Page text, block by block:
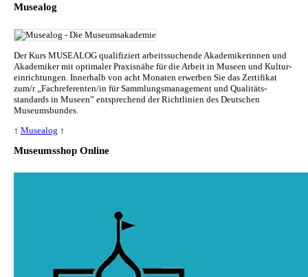
Musealog
Der Kurs MUSEALOG qualifiziert arbeitssuchende Akademikerinnen und
Akademiker mit optimaler Praxisnähe für die Arbeit in Museen und Kul­tur­
ein­rich­tun­gen. Innerhalb von acht Monaten erwerben Sie das Zertifikat
zum/r „Fachreferenten/in für Sammlungs­management und Qualitäts­
standards in Museen” entsprechend der Richtlinien des Deutschen
Museumsbundes.
↑ Musealog ↑
Museumsshop Online